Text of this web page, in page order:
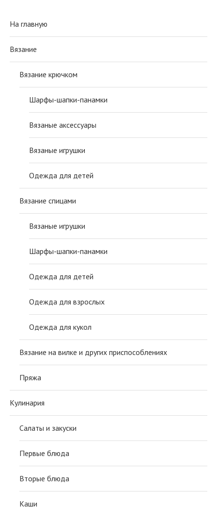
На главную
Вязание
Вязание крючком
Шарфы-шапки-панамки
Вязаные аксессуары
Вязаные игрушки
Одежда для детей
Вязание спицами
Вязаные игрушки
Шарфы-шапки-панамки
Одежда для детей
Одежда для взрослых
Одежда для кукол
Вязание на вилке и других приспособлениях
Пряжа
Кулинария
Салаты и закуски
Первые блюда
Вторые блюда
Каши